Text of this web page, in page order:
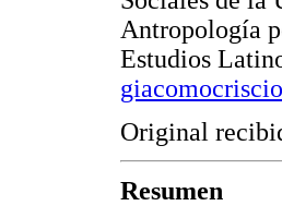
Antropología
Estudios
Original
Resumen